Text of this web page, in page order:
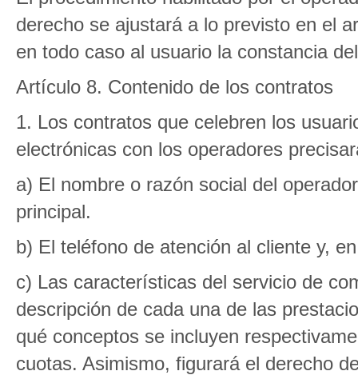
derecho se ajustará a lo previsto en el
en todo caso al usuario la constancia
Artículo 8. Contenido de los contratos
1. Los contratos que celebren los
electrónicas con los operadores
a) El nombre o razón social del
principal.
b) El teléfono de atención al cliente y,
c) Las características del servicio de
descripción de cada una de las
qué conceptos se incluyen
cuotas. Asimismo, figurará el derecho